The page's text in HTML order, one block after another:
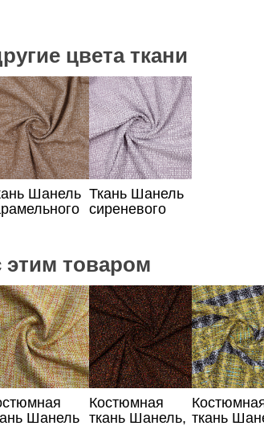
цвета ткани
Шанель Ткань Шанель
сиреневого
этим товаром
Шанель
Костюмная
ткань Шанель, ткань